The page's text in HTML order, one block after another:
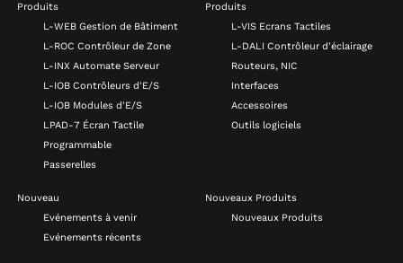
Produits
L-WEB Gestion de Bâtiment
L-ROC Contrôleur de Zone
L-INX Automate Serveur
L-IOB Contrôleurs d'E/S
L-IOB Modules d'E/S
LPAD-7 Écran Tactile
Programmable
Passerelles
Produits
L-VIS Ecrans Tactiles
L-DALI Contrôleur d'éclairage
Routeurs, NIC
Interfaces
Accessoires
Outils logiciels
Nouveau
Evénements à venir
Evénements récents
Nouveaux Produits
Nouveaux Produits